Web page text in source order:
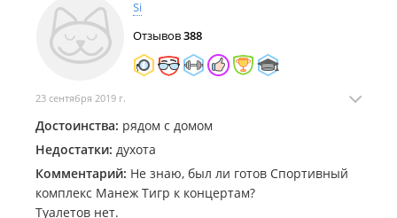
Si
Отзывов388
23 сентября 2019 г.
Достоинства: рядом с домом
Недостатки: духота
Комментарий: Не знаю, был ли готов Спортивный
комплекс Манеж Тигр к концертам?
Туалетов нет.